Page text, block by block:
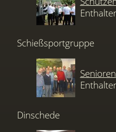
Schießsportgruppe
Dinschede